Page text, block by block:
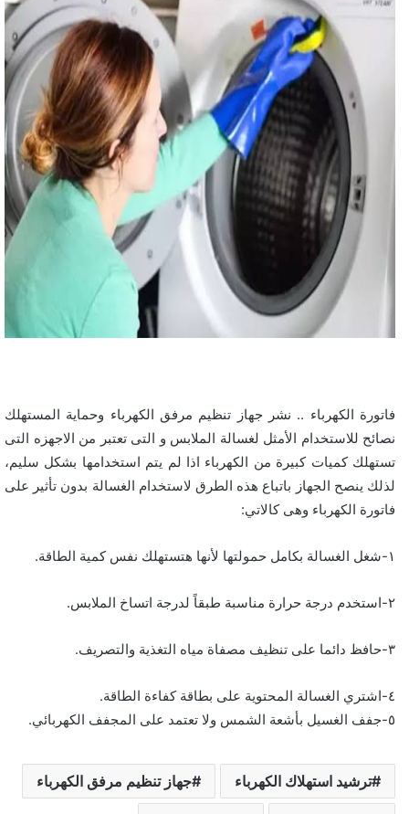
فاتورة الكهرباء .. نشر جهاز تنظيم مرفق الكهرباء وحماية المستهلك
نصائح للاستخدام الأمثل لغسالة الملابس و التى تعتبر من الاجهزه التى
تستهلك كميات كبيرة من الكهرباء اذا لم يتم استخدامها بشكل سليم،
لذلك ينصح الجهاز باتباع هذه الطرق لاستخدام الغسالة بدون تأثير على
فاتورة الكهرباء وهى كالاتي:
١-شغل الغسالة بكامل حمولتها لأنها هتستهلك نفس كمية الطاقة.
٢-استخدم درجة حرارة مناسبة طبقاً لدرجة اتساخ الملابس.
٣-حافظ دائما على تنظيف مصفاة مياه التغذية والتصريف.
٤-اشتري الغسالة المحتوية على بطاقة كفاءة الطاقة.
٥-جفف الغسيل بأشعة الشمس ولا تعتمد على المجفف الكهربائي.
ترشيد استهلاك الكهرباء جهاز تنظيم مرفق الكهرباء